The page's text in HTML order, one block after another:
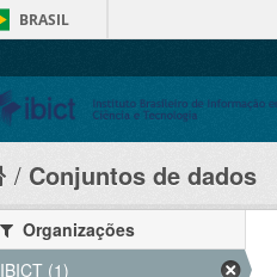
BRASIL
Conjuntos de dados
Organizações
IBICT (1)